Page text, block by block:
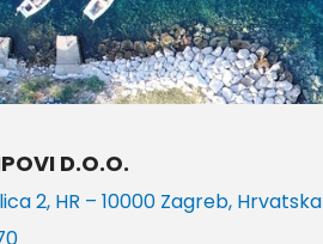
D.O.O.
2, HR – 10000 Zagreb, Hrvatska